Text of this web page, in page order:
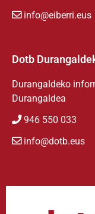
info@eiberri.eus
Dotb
Durangaldeko
Durangaldea
946 550 033
info@dotb.eus